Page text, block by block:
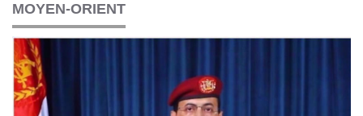
MOYEN-ORIENT